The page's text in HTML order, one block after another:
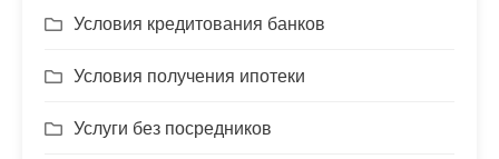
Условия кредитования банков
Условия получения ипотеки
Услуги без посредников